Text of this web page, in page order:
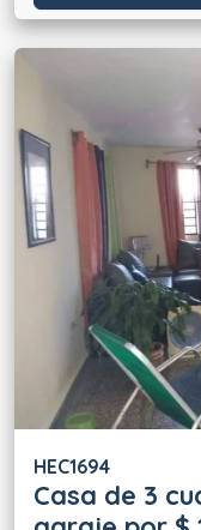
HEC1694
Casa de 3